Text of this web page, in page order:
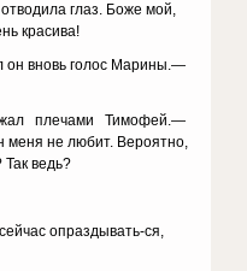
глаз. Боже мой,
красива!
вновь голос Марины.—
плечами Тимофей.—
меня не любит. Вероятно,
ведь?
опраздывать-ся,